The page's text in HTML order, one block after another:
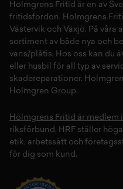
Holmgrens Fritid är en av
fritidsfordon . Holmgrens
Västervik och Växjö. På våra
sortiment av både nya och
vans/plåtis. Hos oss kan du
eller husbil för all typ av
skadereparationer.
Holmgren Group.
Holmgrens Fritid är medlem i
riksförbund, HRF ställer
etik, arbetssätt och
för dig som kund.